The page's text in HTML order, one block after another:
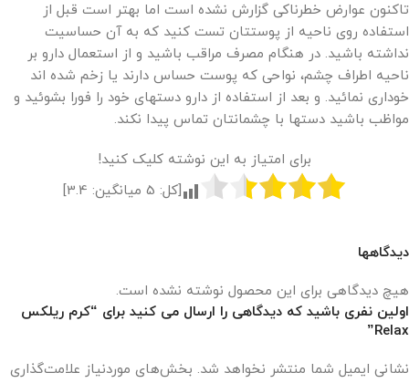
تاکنون عوارض خطرناکی گزارش نشده است اما بهتر است قبل از
استفاده روی ناحیه از پوستتان تست کنید که به آن حساسیت
نداشته باشید. در هنگام مصرف مراقب باشید و از استعمال دارو بر
ناحیه اطراف چشم، نواحی که پوست حساس دارند یا زخم شده اند
خوداری نمائید. و بعد از استفاده از دارو دستهای خود را فورا بشوئید و
مواظب باشید دستها با چشمانتان تماس پیدا نکند.
برای امتیاز به این نوشته کلیک کنید!
[کل: 5 میانگین: 3.4
]
دیدگاهها
هیچ دیدگاهی برای این محصول نوشته نشده است.
اولین نفری باشید که دیدگاهی را ارسال می کنید برای “کرم ریلکس
Relax”
نشانی ایمیل شما منتشر نخواهد شد. بخش‌های موردنیاز علامت‌گذاری